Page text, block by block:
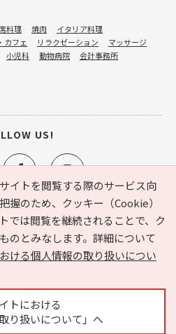
イトを閲覧する際のサービス向
握のため、クッキー（Cookie）
では閲覧を継続されることで、ク
のとみなします。詳細について
ける個人情報の取り扱いについ
トにおける
り扱いについて」へ
？ お気に入り
ヘルプ
り扱いについて
運営会社
掲載に関するお問い合わせ
料理 焼肉
イタリア料理
カフェ リラクゼーション
マッサージ
小児科 動物病院
会計事務所
US!